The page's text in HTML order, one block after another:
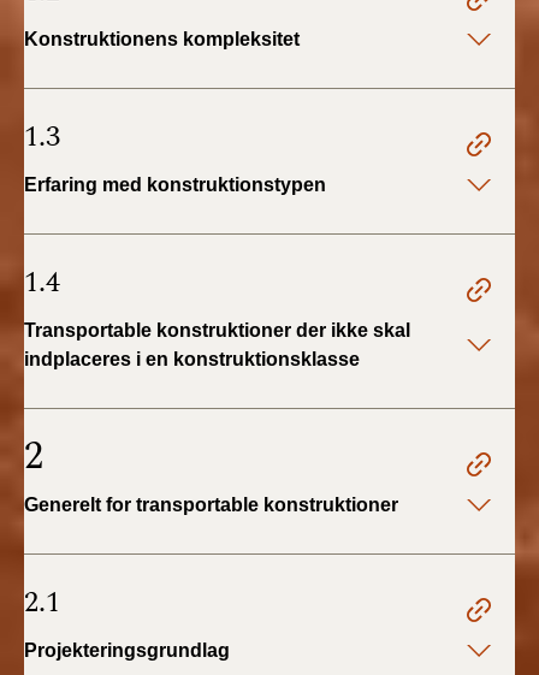
2019)
2018)
BR15 (2015-2018)
2010)
Konstruktionens kompleksitet
1.3
Erfaring med konstruktionstypen
1.4
Transportable konstruktioner der ikke skal
indplaceres i en konstruktionsklasse
2
Generelt for transportable konstruktioner
2.1
Projekteringsgrundlag